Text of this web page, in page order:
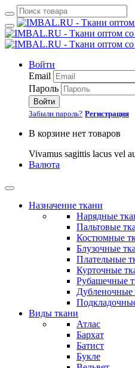
Войти
Email
Пароль
Войти
Забыли пароль? Регистрация
В корзине нет товаров
Vivamus sagittis lacus vel
Валюта
Назначение ткани
Нарядные
Пальтовые
Костюмные
Блузочные
Плательные
Курточные
Рубашечные
Дубленочные
Виды ткани
Атлас
Бархат
Батист
Букле